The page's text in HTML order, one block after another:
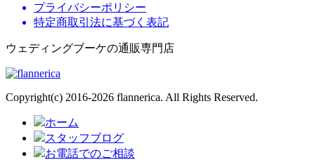
プライバシーポリシー
特定商取引法に基づく表記
ウェディングブーケの通販専門店
Copyright(c) 2016-2026 flannerica. All Rights Reserved.
ホーム
スタッフブログ
お電話でのご相談